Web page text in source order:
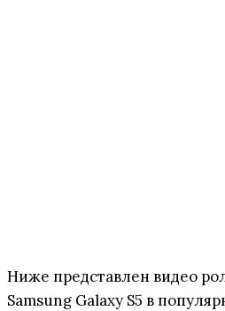
Ниже представлен видео
Samsung Galaxy S5 в